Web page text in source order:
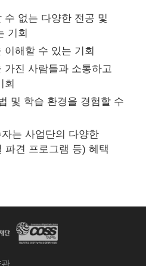
수 없는 다양한 전공 및
기회
이해할 수 있는 기회
가진 사람들과 소통하고
회
및 학습 환경을 경험할 수
는 사업단의 다양한
파견 프로그램 등) 혜택